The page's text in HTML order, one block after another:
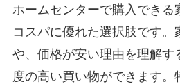
ホームセンターで購入できる
コスパに優れた選択肢です。
や、価格が安い理由を理解す
度の高い買い物ができます。